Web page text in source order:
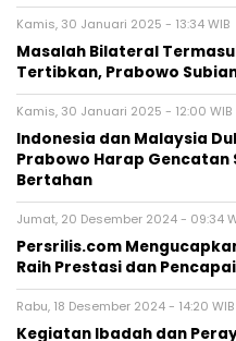
Kamis, 30 Januari 2025 - 13:34 WIB
Masalah Bilateral
Tertibkan, Prabowo
Kamis, 30 Januari 2025 - 12:00 WIB
Indonesia dan Malaysia
Prabowo Harap Gencatan
Bertahan
Jumat, 20 Desember 2024 - 09:34
Persrilis.com
Raih Prestasi dan
Rabu, 18 Desember 2024 - 14:20 WIB
Kegiatan Ibadah dan